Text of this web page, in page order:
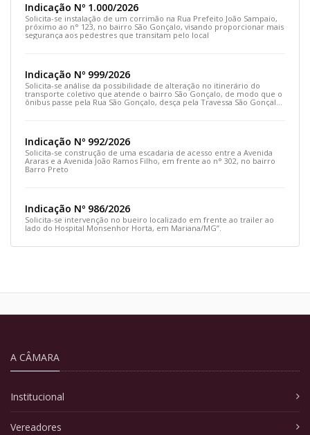
Indicação Nº 1.000/2026
Solicita-se instalação de um corrimão na Rua Prefeito João Sampaio,
próximo ao n° 123, no bairro São Gonçalo, visando proporcionar mais
segurança aos pedestres que transitam pelo local
Indicação Nº 999/2026
Solicita-se análise da possibilidade de alteração no itinerário do
transporte coletivo que atende o bairro São Gonçalo, de modo que o
ônibus passe pela Rua São Gonçalo, desça pela Travessa São Gonçalo
Indicação Nº 992/2026
Solicita-se construção de uma escadaria de acesso entre a Avenida
Araras e a Avenida João Ramos Filho, em frente ao n° 302, no bairro
Barro Preto
Indicação Nº 986/2026
Solicita-se intervenção no bueiro localizado em frente ao trailer ao
lado do Hospital Monsenhor Horta, em Mariana/MG”.
A CÂMARA
Institucional
Vereadores